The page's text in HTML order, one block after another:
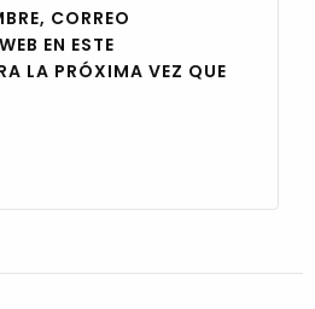
CORREO
EN ESTE
LA PRÓXIMA VEZ QUE